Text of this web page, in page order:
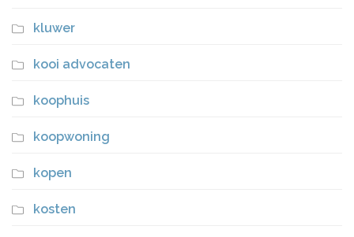
kluwer
kooi advocaten
koophuis
koopwoning
kopen
kosten